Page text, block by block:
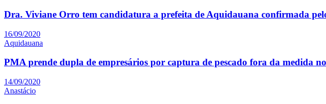
Dra. Viviane Orro tem candidatura a prefeita de Aquidauana confirmada
16/09/2020
Aquidauana
PMA prende dupla de empresários por captura de pescado fora da medida
14/09/2020
Anastácio